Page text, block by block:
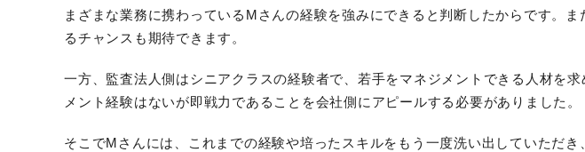
まざまな業務に携わっているMさんの経験を強みにできると判断したからです。
るチャンスも期待できます。
一方、監査法人側はシニアクラスの経験者で、若手をマネジメントできる人材を
メント経験はないが即戦力であることを会社側にアピールする必要がありました。
そこでMさんには、これまでの経験や培ったスキルをもう一度洗い出していただ